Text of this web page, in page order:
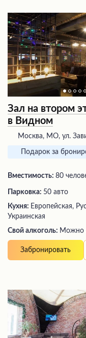
Зал на втором
в Видном
Москва, МО, ул.
Подарок за
Вместимость: 80
Парковка: 50 авто
Кухня: Европейская,
Украинская
Свой алкоголь: Можно
Забронировать